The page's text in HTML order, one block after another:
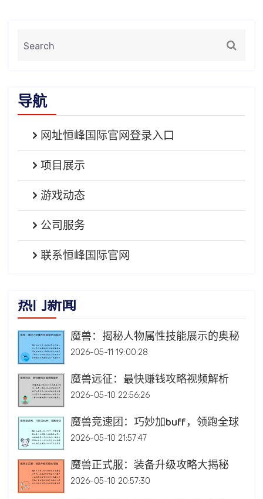
导航
网址恒峰国际官网登录入口
项目展示
游戏动态
公司服务
联系恒峰国际官网
热门新闻
魔兽：揭秘人物属性技能展示的奥秘
2026-05-11 19:00:28
魔兽远征：最快赚钱攻略视频解析
2026-05-10 22:56:26
魔兽竞速团：巧妙加buff，领跑全球
2026-05-10 21:57:47
魔兽正式服：装备升级攻略大揭秘
2026-05-10 20:57:30